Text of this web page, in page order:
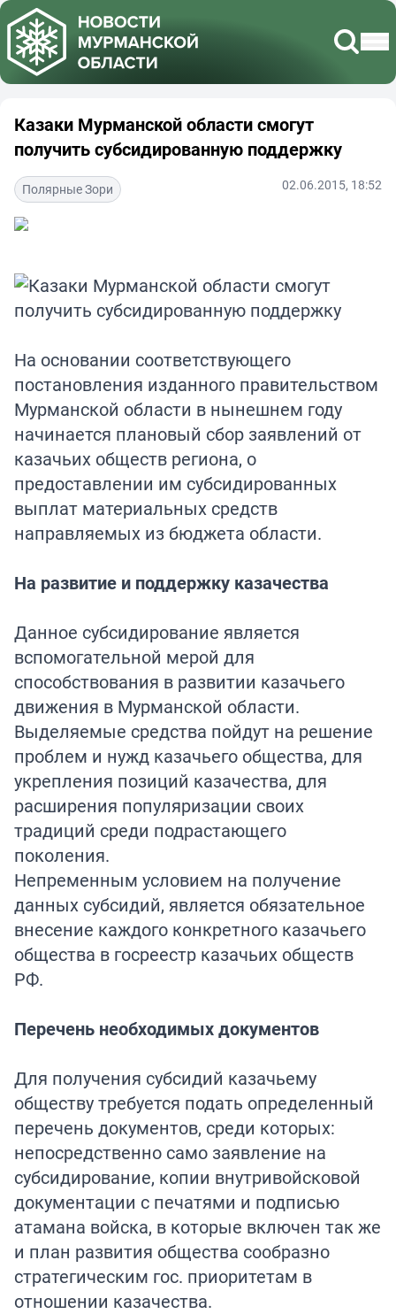
Казаки Мурманской области смогут
получить субсидированную поддержку
Полярные Зори 02.06.2015, 18:52
На основании соответствующего
постановления изданного правительством
Мурманской области в нынешнем году
начинается плановый сбор заявлений от
казачьих обществ региона, о
предоставлении им субсидированных
выплат материальных средств
направляемых из бюджета области.
На развитие и поддержку казачества
Данное субсидирование является
вспомогательной мерой для
способствования в развитии казачьего
движения в Мурманской области.
Выделяемые средства пойдут на решение
проблем и нужд казачьего общества, для
укрепления позиций казачества, для
расширения популяризации своих
традиций среди подрастающего
поколения.
Непременным условием на получение
данных субсидий, является обязательное
внесение каждого конкретного казачьего
общества в госреестр казачьих обществ
РФ.
Перечень необходимых документов
Для получения субсидий казачьему
обществу требуется подать определенный
перечень документов, среди которых:
непосредственно само заявление на
субсидирование, копии внутривойсковой
документации с печатями и подписью
атамана войска, в которые включен так же
и план развития общества сообразно
стратегическим гос. приоритетам в
отношении казачества.